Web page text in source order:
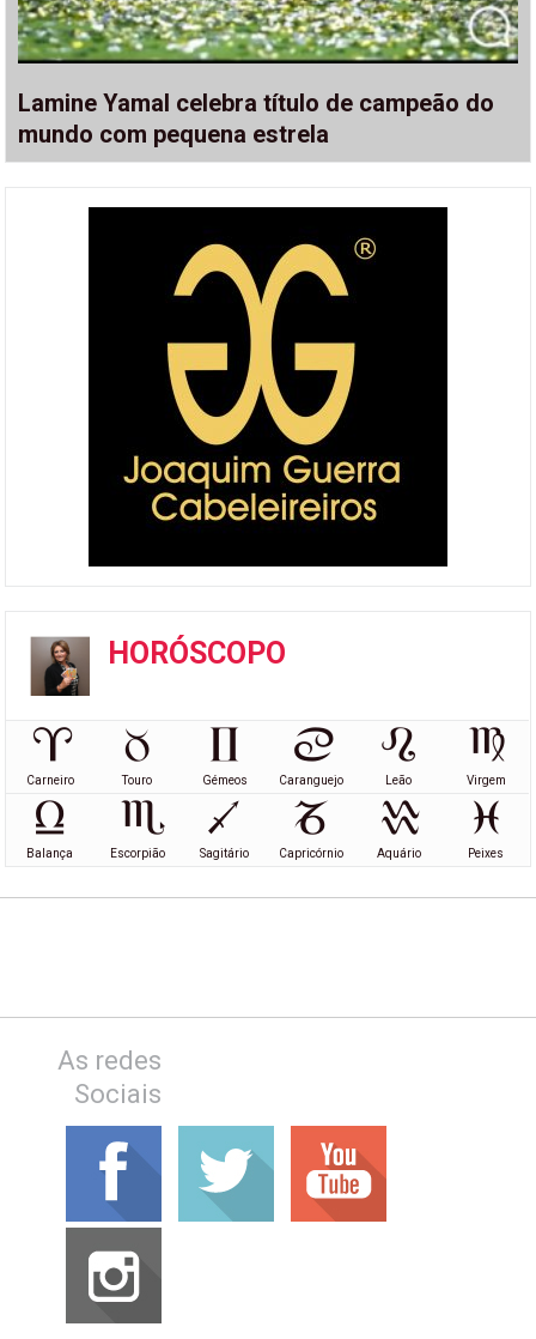
Lamine Yamal celebra título de campeão do
mundo com pequena estrela
HORÓSCOPO
Carneiro Touro Gémeos Caranguejo Leão Virgem
Balança Escorpião Sagitário Capricórnio Aquário Peixes
As redes
Sociais